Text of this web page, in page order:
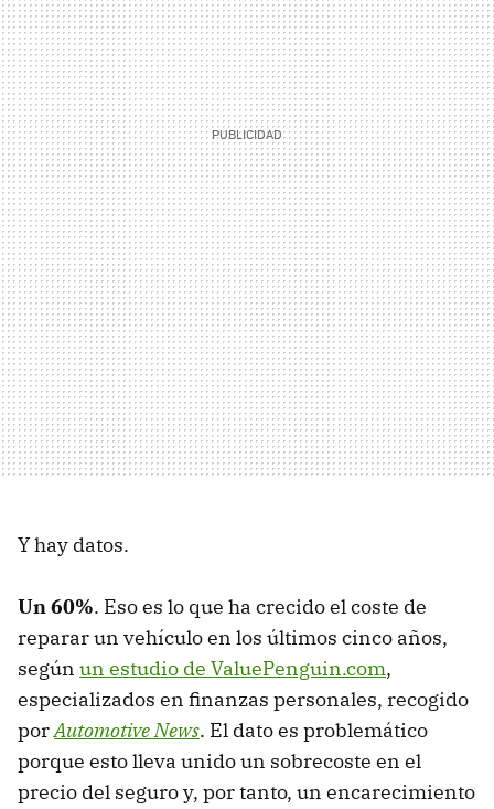
Y hay datos.
Un 60%. Eso es lo que ha crecido el coste de
reparar un vehículo en los últimos cinco años,
según un estudio de ValuePenguin.com,
especializados en finanzas personales, recogido
porAutomotive News. El dato es problemático
porque esto lleva unido un sobrecoste en el
precio del seguro y, por tanto, un encarecimiento